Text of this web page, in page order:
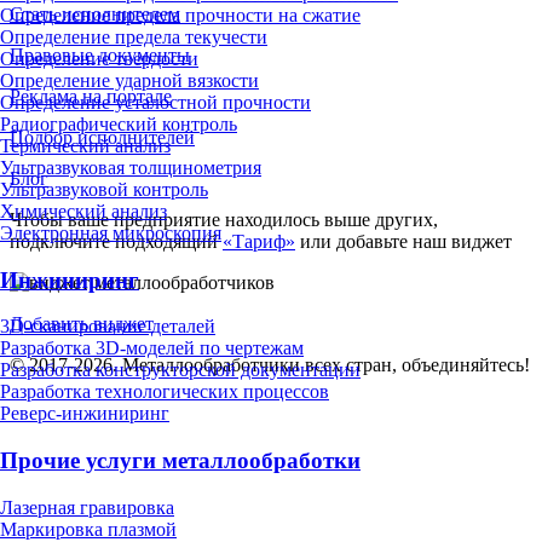
Определение предела прочности на сжатие
Определение предела текучести
Определение твердости
Определение ударной вязкости
Определение усталостной прочности
Радиографический контроль
Термический анализ
Ультразвуковая толщинометрия
Ультразвуковой контроль
Химический анализ
Электронная микроскопия
Инжиниринг
3D-сканирование деталей
Разработка 3D-моделей по чертежам
Разработка конструкторской документации
Разработка технологических процессов
Реверс-инжиниринг
Прочие услуги металлообработки
Лазерная гравировка
Маркировка плазмой
Стать исполнителем
Правовые документы
Реклама на портале
Подбор исполнителей
Блог
Чтобы ваше предприятие находилось выше других,
подключите подходящий«Тариф» или добавьте наш виджет
Добавить виджет
© 2017-2026. Металлообработчики всех стран, объединяйтесь!